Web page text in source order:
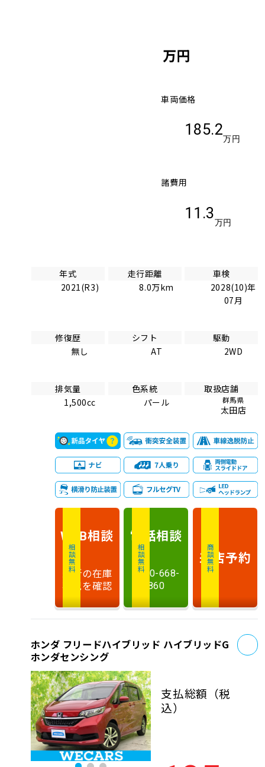
万円
車両価格
185.2
万円
諸費用
11.3
万円
年式
2021(R3)
走行距離
8.0万km
車検
2028(10)年
07月
修復歴
無し
シフト
AT
駆動
2WD
排気量
1,500cc
色系統
パール
取扱店舗
群馬県
太田店
相談無料
WEB相談
最新の在庫
状況を確認
相談無料
電話相談
0120-668-
860
商談無料
来店予約
ホンダ フリードハイブリッド ハイブリッドG
ホンダセンシング
支払総額 （税
込）